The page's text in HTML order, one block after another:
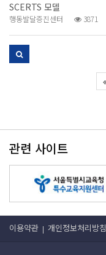
SCERTS 모델
행동발달증진센터 3871
관련 사이트
이용약관 개인정보처리방침